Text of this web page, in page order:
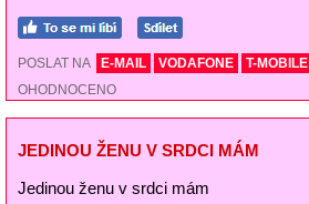
POSLAT NA E-MAIL VODAFONE T-MOBILE
OHODNOCENO
JEDINOU ŽENU V SRDCI MÁM
Jedinou ženu v srdci mám